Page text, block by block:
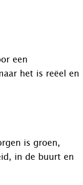
een
het is reëel en
is groen,
in de buurt en